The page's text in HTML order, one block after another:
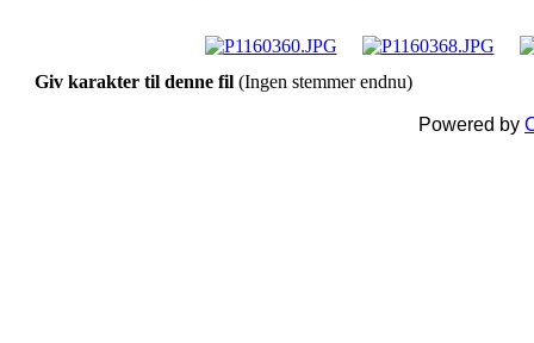
Giv karakter til denne fil (Ingen stemmer endnu)
Powered by